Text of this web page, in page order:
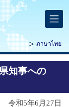
ภาษาไทย
知事への
令和5年6月27日